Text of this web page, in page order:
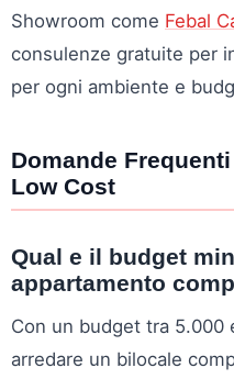
Showroom come Febal
consulenze gratuite per
per ogni ambiente e
Domande
Low Cost
Qual e il budget
appartamento
Con un budget tra 5.000
arredare un bilocale